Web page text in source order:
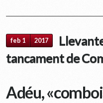
feb 1 2017
tancament de
Adéu,